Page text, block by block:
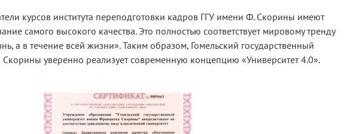
курсов института переподготовки кадров ГГУ имени Ф. Скорины имеют
самого высокого качества. Это полностью соответствует мировому тренду
а в течение всей жизни». Таким образом, Гомельский государственный
уверенно реализует современную концепцию «Университет 4.0».